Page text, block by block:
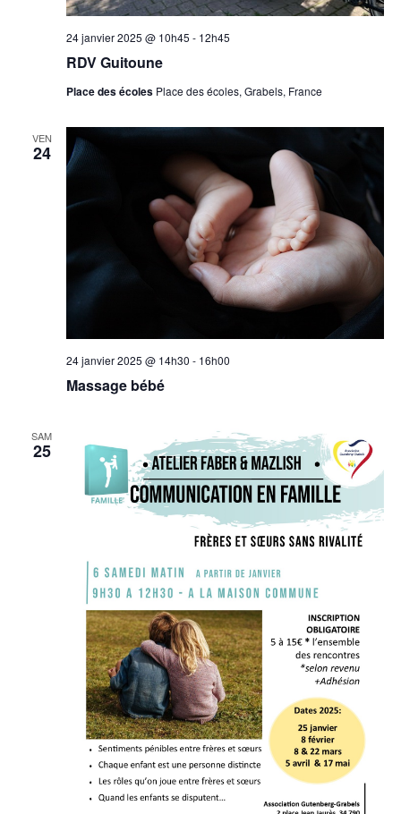
RDV Guitoune
24 janvier 2025 @ 10h45 - 12h45
Place des écoles Place des écoles, Grabels, France
VEN
24
Massage bébé
24 janvier 2025 @ 14h30 - 16h00
SAM
25